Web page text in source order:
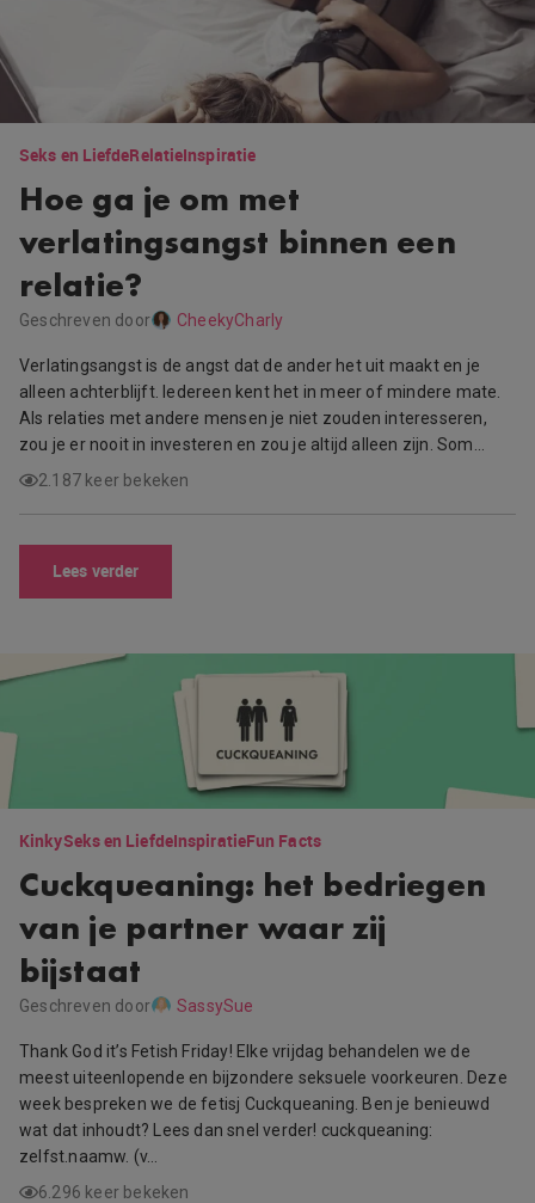
Seks en LiefdeRelatieInspiratie
Hoe ga je om met
verlatingsangst binnen een
relatie?
Geschreven door CheekyCharly
Verlatingsangst is de angst dat de ander het uit maakt en je
alleen achterblijft. Iedereen kent het in meer of mindere mate.
Als relaties met andere mensen je niet zouden interesseren,
zou je er nooit in investeren en zou je altijd alleen zijn. Som…
2.187 keer bekeken
Lees verder
KinkySeks en LiefdeInspiratieFun Facts
Cuckqueaning: het bedriegen
van je partner waar zij
bijstaat
Geschreven door SassySue
Thank God it’s Fetish Friday! Elke vrijdag behandelen we de
meest uiteenlopende en bijzondere seksuele voorkeuren. Deze
week bespreken we de fetisj Cuckqueaning. Ben je benieuwd
wat dat inhoudt? Lees dan snel verder! cuckqueaning:
zelfst.naamw. (v…
6.296 keer bekeken